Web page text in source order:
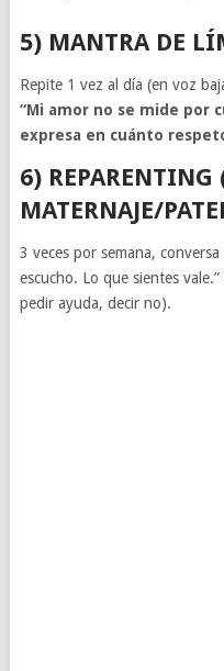
5) MANTRA DE
Repite 1 vez al día (en voz
“Mi amor no se mide por
expresa en cuánto
6) REPARENTING
MATERNAJE/
3 veces por semana,
escucho. Lo que sientes
pedir ayuda, decir no).